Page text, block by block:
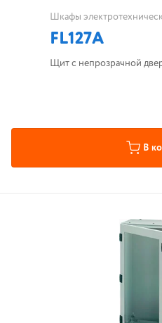
Шкафы
FL127A
Щит с непрозрачной
В